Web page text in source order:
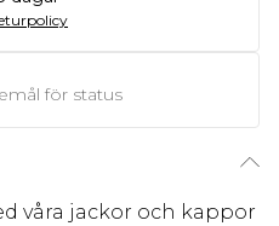
för status
våra jackor och kappor